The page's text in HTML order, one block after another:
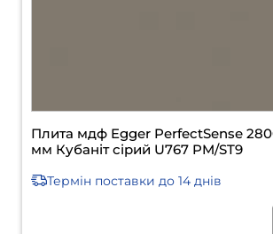
Плита мдф Egger PerfectSense
мм Графіт чорний U961 PM/ST9
Термін поставки до 14 днів